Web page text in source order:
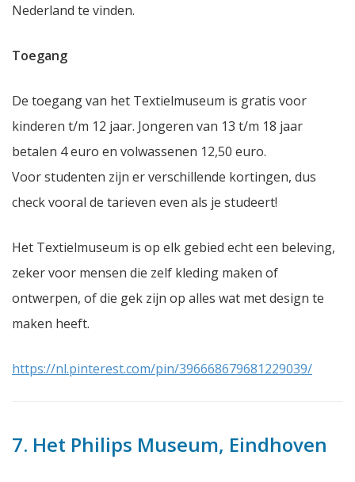
Nederland te vinden.
Toegang
De toegang van het Textielmuseum is gratis voor
kinderen t/m 12 jaar. Jongeren van 13 t/m 18 jaar
betalen 4 euro en volwassenen 12,50 euro.
Voor studenten zijn er verschillende kortingen, dus
check vooral de tarieven even als je studeert!
Het Textielmuseum is op elk gebied echt een beleving,
zeker voor mensen die zelf kleding maken of
ontwerpen, of die gek zijn op alles wat met design te
maken heeft.
https://nl.pinterest.com/pin/396668679681229039/
7. Het Philips Museum, Eindhoven